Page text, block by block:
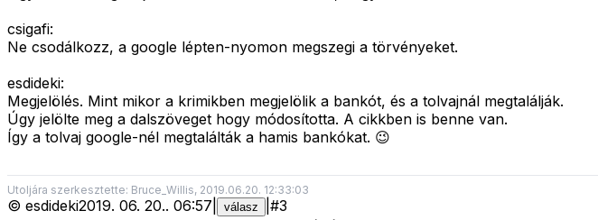
csigafi:
Ne csodálkozz, a google lépten-nyomon megszegi a törvényeket.
esdideki:
Megjelölés. Mint mikor a krimikben megjelölik a bankót, és a tolvajnál megtalálják.
Úgy jelölte meg a dalszöveget hogy módosította. A cikkben is benne van.
Így a tolvaj google-nél megtalálták a hamis bankókat. 😉
Utoljára szerkesztette: Bruce_Willis, 2019.06.20. 12:33:03
© esdideki2019. 06. 20.. 06:57 válasz #3